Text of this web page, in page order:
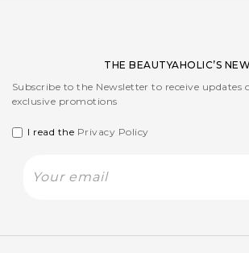
THE BEAUTYAHOLIC’S
Subscribe to the Newsletter to receive updates
exclusive promotions
I read the Privacy Policy